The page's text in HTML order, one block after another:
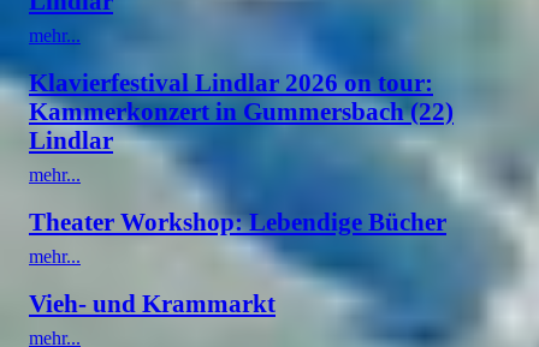
mehr...
Klavierfestival Lindlar 2026 on tour:
Kammerkonzert in Gummersbach (22)
Lindlar
mehr...
Theater Workshop: Lebendige Bücher
mehr...
Vieh- und Krammarkt
mehr...